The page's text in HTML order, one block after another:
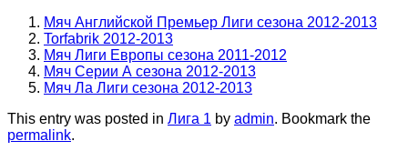
Мяч Английской Премьер Лиги сезона 2012-2013
Torfabrik 2012-2013
Мяч Лиги Европы сезона 2011-2012
Мяч Серии А сезона 2012-2013
Мяч Ла Лиги сезона 2012-2013
This entry was posted in Лига 1 by admin. Bookmark the
permalink.